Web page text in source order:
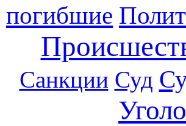
погибшие
Санкции Суд